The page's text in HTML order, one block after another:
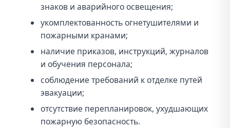
знаков и аварийного освещения;
укомплектованность огнетушителями и
пожарными кранами;
наличие приказов, инструкций, журналов
и обучения персонала;
соблюдение требований к отделке путей
эвакуации;
отсутствие перепланировок, ухудшающих
пожарную безопасность.